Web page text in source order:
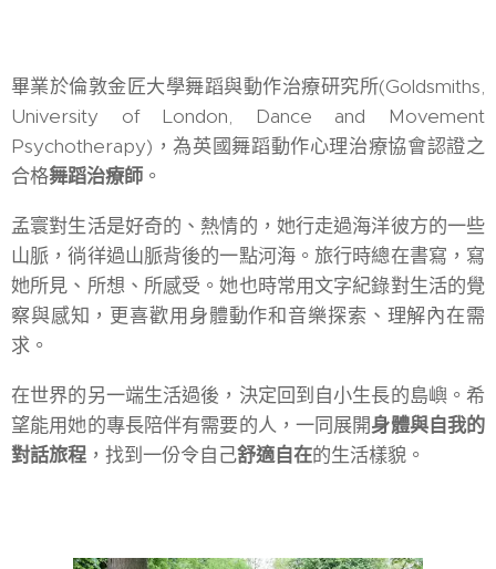
畢業於倫敦金匠大學舞蹈與動作治療研究所(Goldsmiths,
University of London, Dance and Movement
Psychotherapy)，為英國舞蹈動作心理治療協會認證之
合格舞蹈治療師 。
孟寰對生活是好奇的、熱情的，她行走過海洋彼方的一些
山脈，徜徉過山脈背後的一點河海。旅行時總在書寫，寫
她所見、所想、所感受。她也時常用文字紀錄對生活的覺
察與感知，更喜歡用身體動作和音樂探索、理解內在需
求。
在世界的另一端生活過後，決定回到自小生長的島嶼。希
望能用她的專長陪伴有需要的人，一同展開身體與自我的
對話旅程 ，找到一份令自己舒適自在的生活樣貌。